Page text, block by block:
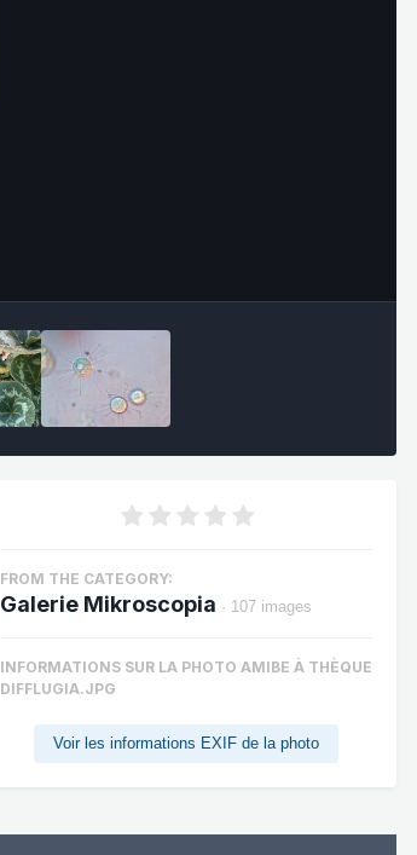
FROM THE CATEGORY:
Galerie Mikroscopia · 107 images
INFORMATIONS SUR LA PHOTO AMIBE À THÈQUE
DIFFLUGIA.JPG
Voir les informations EXIF de la photo